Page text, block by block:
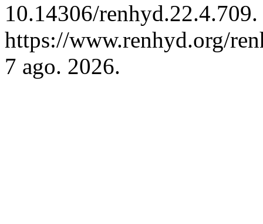
10.14306/
https://www.renhyd.org/
7 ago. 2026.